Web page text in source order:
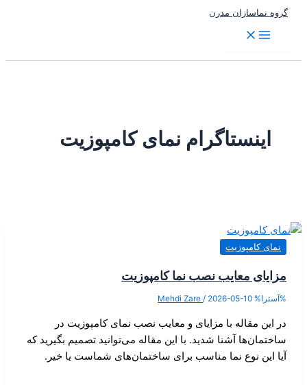
مدرن
نمای کامپوزیت
معایب نصب نما کامپوزیت
Mehdi Zare/ 2026-05-10
با مزایای و معایب نصب نمای کامپوزیت در
آشنا شدید. با این مقاله می‌توانید تصمیم بگیرید که
نوع نما مناسب برای ساختمان‌های شماست یا خیر.